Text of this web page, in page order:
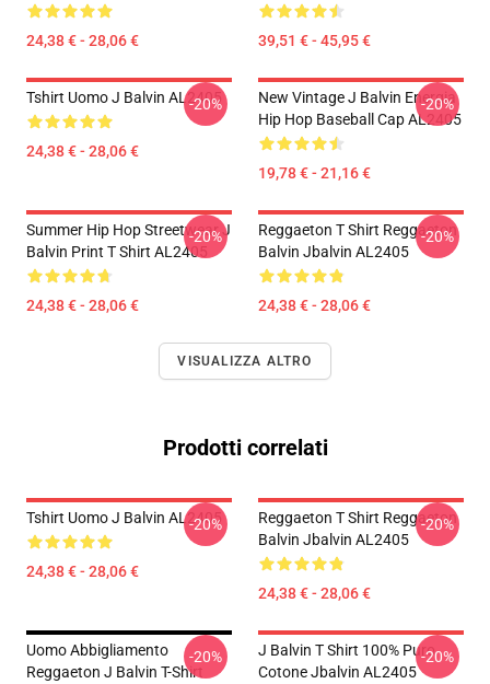
24,38 € - 28,06 € 39,51 € - 45,95 €
Tshirt Uomo J Balvin AL2405
24,38 € - 28,06 €
-20%
New Vintage J Balvin Energia
Hip Hop Baseball Cap AL2405
19,78 € - 21,16 €
-20%
Summer Hip Hop Streetwear J
Balvin Print T Shirt AL2405
24,38 € - 28,06 €
-20%
Reggaeton T Shirt Reggaeton
Balvin Jbalvin AL2405
24,38 € - 28,06 €
-20%
VISUALIZZA ALTRO
Prodotti correlati
Tshirt Uomo J Balvin AL2405
24,38 € - 28,06 €
-20%
Reggaeton T Shirt Reggaeton
Balvin Jbalvin AL2405
24,38 € - 28,06 €
-20%
Uomo Abbigliamento
Reggaeton J Balvin T-Shirt
-20%
J Balvin T Shirt 100% Puro
Cotone Jbalvin AL2405
-20%